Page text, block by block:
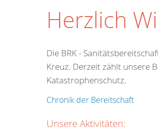
Herzlich
Die BRK -
Kreuz. Derzeit zählt unsere
Katastrophenschutz.
Chronik der Bereitschaft
Unsere Aktivitäten: